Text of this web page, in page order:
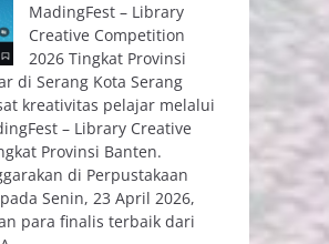
MadingFest – Library
Creative Competition
2026 Tingkat Provinsi
di Serang Kota Serang
kreativitas pelajar melalui
– Library Creative
Provinsi Banten.
di Perpustakaan
Senin, 23 April 2026,
para finalis terbaik dari